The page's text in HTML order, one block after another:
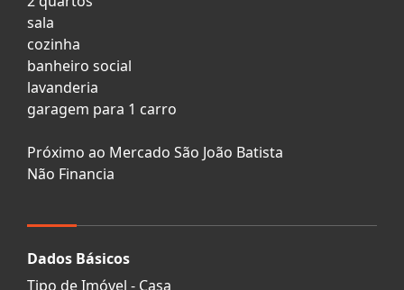
sala
cozinha
banheiro social
lavanderia
garagem para 1 carro
Próximo ao Mercado São João Batista
Não Financia
Dados Básicos
Tipo de Imóvel - Casa